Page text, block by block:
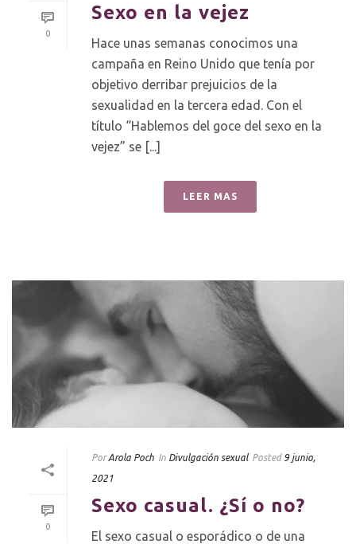
0
Sexo en la vejez
Hace unas semanas conocimos una
campaña en Reino Unido que tenía por
objetivo derribar prejuicios de la
sexualidad en la tercera edad. Con el
título “Hablemos del goce del sexo en la
vejez” se [...]
LEER MAS
0
Por Arola Poch In Divulgación sexual Posted 9 junio,
2021
Sexo casual. ¿Sí o no?
El sexo casual o esporádico o de una